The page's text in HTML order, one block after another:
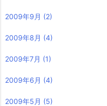
2009年9月 (2)
2009年8月 (4)
2009年7月 (1)
2009年6月 (4)
2009年5月 (5)